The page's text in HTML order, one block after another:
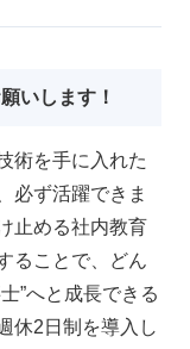
いします！
術を手に入れた
ず活躍できま
止める社内教育
ることで、どん
”へと成長できる
休2日制を導入し